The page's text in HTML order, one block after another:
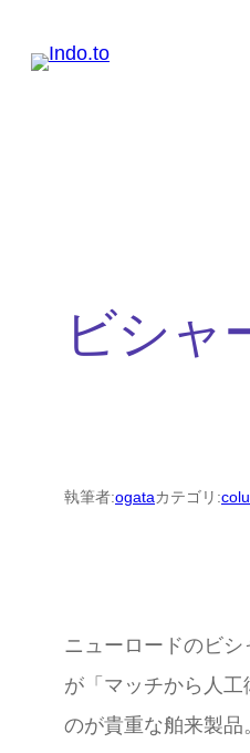
ビシャ
執筆者:ogataカテゴリ:
ニューロードのビ
が「マッチから人
のが貴重な舶来製